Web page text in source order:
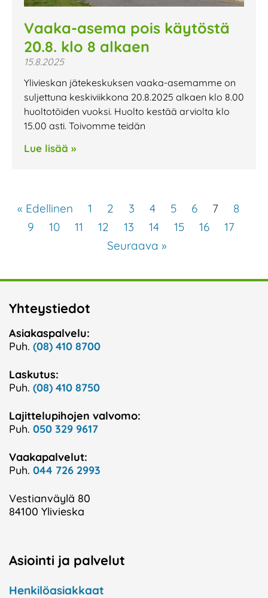
Vaaka-asema pois käytöstä
20.8. klo 8 alkaen
15.8.2025
Ylivieskan jätekeskuksen vaaka-asemamme on
suljettuna keskiviikkona 20.8.2025 alkaen klo 8.00
huoltotöiden vuoksi. Huolto kestää arviolta klo
15.00 asti. Toivomme teidän
Lue lisää »
« Edellinen 1 2 3 4 5 6 7
8
9
10 11 12 13 14 15 16
17
Seuraava »
Yhteystiedot
Asiakaspalvelu:
Puh. (08) 410 8700
Laskutus:
Puh. (08) 410 8750
Lajittelupihojen valvomo:
Puh. 050 329 9617
Vaakapalvelut:
Puh. 044 726 2993
Vestianväylä 80
84100 Ylivieska
Asiointi ja palvelut
Henkilöasiakkaat